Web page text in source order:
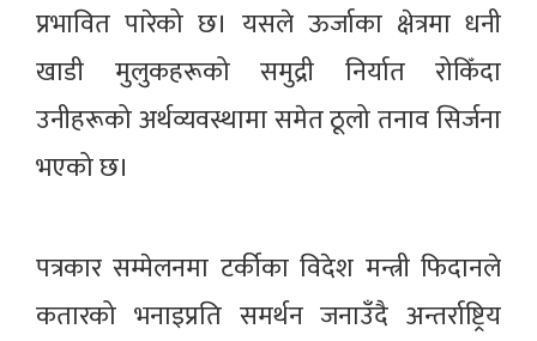
प्रभावित पारेको छ। यसले ऊर्जाका क्षेत्रमा धनी
खाडी मुलुकहरूको समुद्री निर्यात रोकिँदा
उनीहरूको अर्थव्यवस्थामा समेत ठूलो तनाव सिर्जना
भएको छ।
पत्रकार सम्मेलनमा टर्कीका विदेश मन्त्री फिदानले
कतारको भनाइप्रति समर्थन जनाउँदै अन्तर्राष्ट्रिय